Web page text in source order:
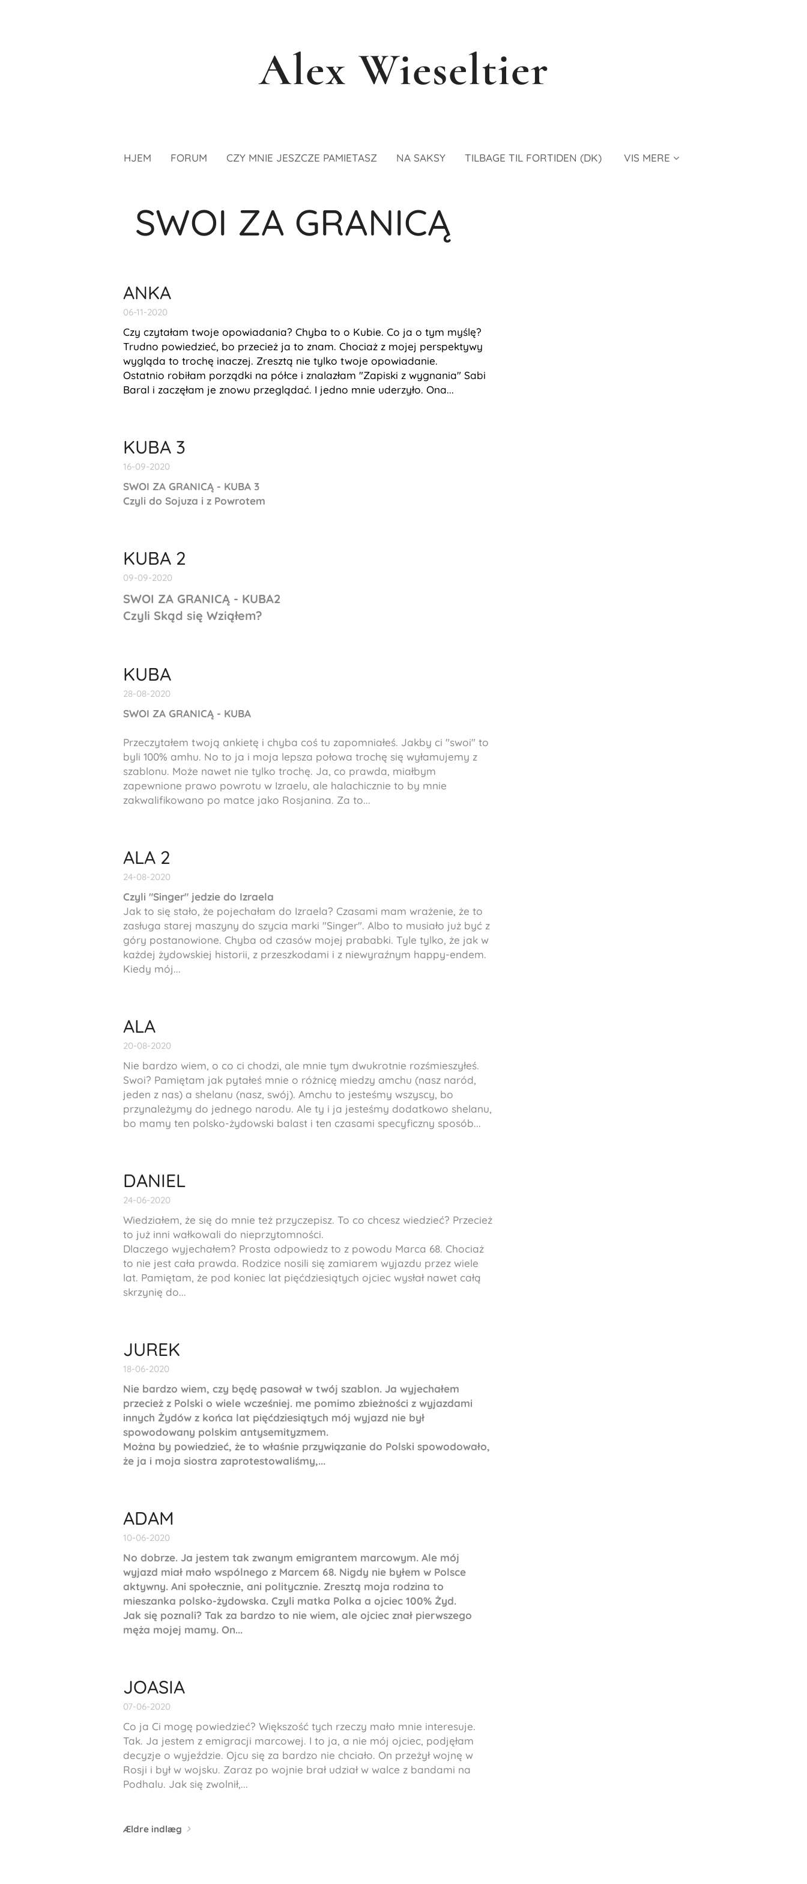
Alex Wieseltier
HJEM FORUM CZY MNIE JESZCZE PAMIETASZ NA SAKSY TILBAGE TIL FORTIDEN (DK) VIS MERE
SWOI ZA GRANICĄ
ANKA
06-11-2020
Czy czytałam twoje opowiadania? Chyba to o Kubie. Co ja o tym myślę?
Trudno powiedzieć, bo przecież ja to znam. Chociaż z mojej perspektywy
wygląda to trochę inaczej. Zresztą nie tylko twoje opowiadanie.
Ostatnio robiłam porządki na półce i znalazłam "Zapiski z wygnania" Sabi
Baral i zaczęłam je znowu przeglądać. I jedno mnie uderzyło. Ona...
KUBA 3
16-09-2020
SWOI ZA GRANICĄ - KUBA 3
Czyli do Sojuza i z Powrotem
KUBA 2
09-09-2020
SWOI ZA GRANICĄ - KUBA2
Czyli Skąd się Wziąłem?
KUBA
28-08-2020
SWOI ZA GRANICĄ - KUBA
Przeczytałem twoją ankietę i chyba coś tu zapomniałeś. Jakby ci "swoi" to
byli 100% amhu. No to ja i moja lepsza połowa trochę się wyłamujemy z
szablonu. Może nawet nie tylko trochę. Ja, co prawda, miałbym
zapewnione prawo powrotu w Izraelu, ale halachicznie to by mnie
zakwalifikowano po matce jako Rosjanina. Za to...
ALA 2
24-08-2020
Czyli "Singer" jedzie do Izraela
Jak to się stało, że pojechałam do Izraela? Czasami mam wrażenie, że to
zasługa starej maszyny do szycia marki "Singer". Albo to musiało już być z
góry postanowione. Chyba od czasów mojej prababki. Tyle tylko, że jak w
każdej żydowskiej historii, z przeszkodami i z niewyraźnym happy-endem.
Kiedy mój...
ALA
20-08-2020
Nie bardzo wiem, o co ci chodzi, ale mnie tym dwukrotnie rozśmieszyłeś.
Swoi? Pamiętam jak pytałeś mnie o różnicę miedzy amchu (nasz naród,
jeden z nas) a shelanu (nasz, swój). Amchu to jesteśmy wszyscy, bo
przynależymy do jednego narodu. Ale ty i ja jesteśmy dodatkowo shelanu,
bo mamy ten polsko-żydowski balast i ten czasami specyficzny sposób...
DANIEL
24-06-2020
Wiedziałem, że się do mnie też przyczepisz. To co chcesz wiedzieć? Przecież
to już inni wałkowali do nieprzytomności.
Dlaczego wyjechałem? Prosta odpowiedz to z powodu Marca 68. Chociaż
to nie jest cała prawda. Rodzice nosili się zamiarem wyjazdu przez wiele
lat. Pamiętam, że pod koniec lat pięćdziesiątych ojciec wysłał nawet całą
skrzynię do...
JUREK
18-06-2020
Nie bardzo wiem, czy będę pasował w twój szablon. Ja wyjechałem
przecież z Polski o wiele wcześniej. me pomimo zbieżności z wyjazdami
innych Żydów z końca lat pięćdziesiątych mój wyjazd nie był
spowodowany polskim antysemityzmem.
Można by powiedzieć, że to właśnie przywiązanie do Polski spowodowało,
że ja i moja siostra zaprotestowaliśmy,...
ADAM
10-06-2020
No dobrze. Ja jestem tak zwanym emigrantem marcowym. Ale mój
wyjazd miał mało wspólnego z Marcem 68. Nigdy nie byłem w Polsce
aktywny. Ani społecznie, ani politycznie. Zresztą moja rodzina to
mieszanka polsko-żydowska. Czyli matka Polka a ojciec 100% Żyd.
Jak się poznali? Tak za bardzo to nie wiem, ale ojciec znał pierwszego
męża mojej mamy. On...
JOASIA
07-06-2020
Co ja Ci mogę powiedzieć? Większość tych rzeczy mało mnie interesuje.
Tak. Ja jestem z emigracji marcowej. I to ja, a nie mój ojciec, podjęłam
decyzje o wyjeździe. Ojcu się za bardzo nie chciało. On przeżył wojnę w
Rosji i był w wojsku. Zaraz po wojnie brał udział w walce z bandami na
Podhalu. Jak się zwolnił,...
Ældre indlæg